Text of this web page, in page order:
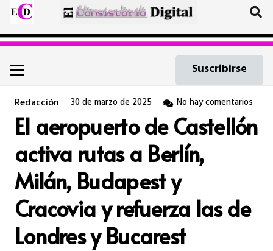
Suscribirse
Redacción 30 de marzo de 2025 No hay comentarios
El aeropuerto de Castellón
activa rutas a Berlín,
Milán, Budapest y
Cracovia y refuerza las de
Londres y Bucarest